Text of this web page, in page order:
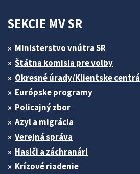
SEKCIE MV SR
Ministerstvo vnútra SR
Štátna komisia pre volby
Okresné úrady/Klientske centrá
Európske programy
Policajný zbor
Azyl a migrácia
Verejná správa
Hasiči a záchranári
Krízové riadenie